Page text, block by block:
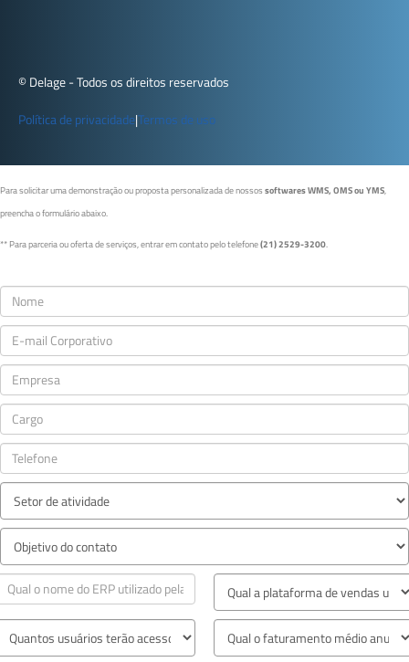
© Delage - Todos os direitos reservados
Política de privacidade|Termos de uso
Para solicitar uma demonstração ou proposta personalizada de nossossoftwares WMS, OMS ou YMS,
preencha o formulário abaixo.
** Para parceria ou oferta de serviços, entrar em contato pelo telefone(21) 2529-3200.